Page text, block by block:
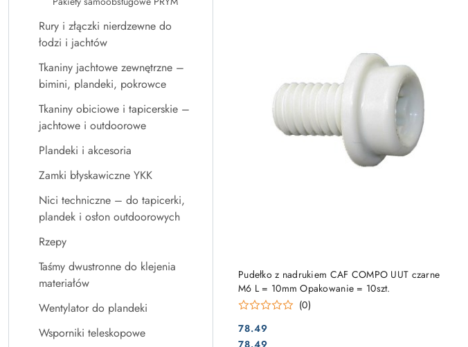
Rury i złączki nierdzewne do
łodzi i jachtów
Tkaniny jachtowe zewnętrzne –
bimini, plandeki, pokrowce
Tkaniny obiciowe i tapicerskie –
jachtowe i outdoorowe
Plandeki i akcesoria
Zamki błyskawiczne YKK
Nici techniczne – do tapicerki,
plandek i osłon outdoorowych
Rzepy
Taśmy dwustronne do klejenia
materiałów
Wentylator do plandeki
Wsporniki teleskopowe
Pudełko z nadrukiem CAF COMPO UUT czarne
M6 L = 10mm Opakowanie = 10szt.
(0)
Cena:
78.49
Cena:
78.49
DO KOSZYKA